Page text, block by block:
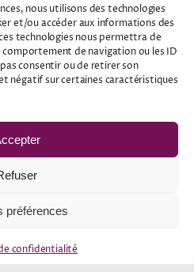
nous utilisons des technologies
et/ou accéder aux informations des
technologies nous permettra de
de navigation ou les ID
consentir ou de retirer son
négatif sur certaines caractéristiques
préférences
confidentialité